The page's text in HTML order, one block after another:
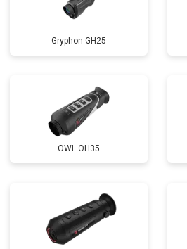
Gryphon GH25
OWL OH35